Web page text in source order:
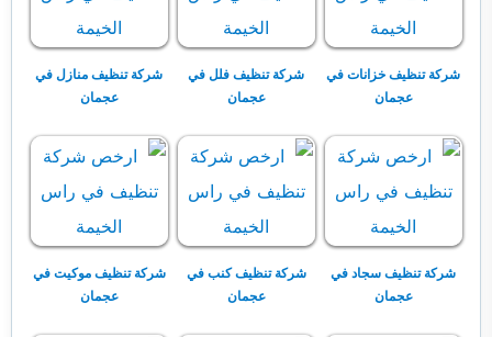
شركة تنظيف خزانات في
عجمان
شركة تنظيف فلل في
عجمان
شركة تنظيف منازل في
عجمان
شركة تنظيف سجاد في
عجمان
شركة تنظيف كنب في
عجمان
شركة تنظيف موكيت في
عجمان